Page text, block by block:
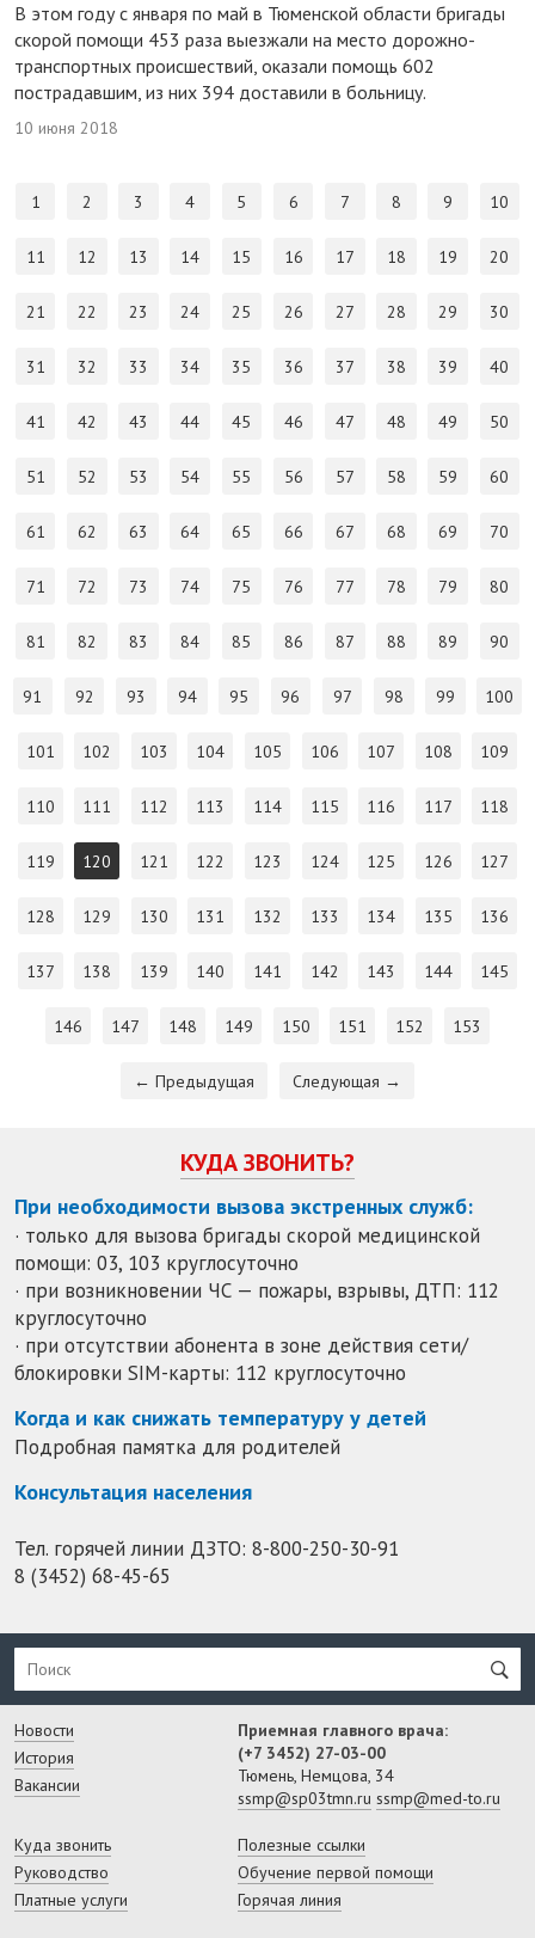
В этом году с января по май в Тюменской области бригады
скорой помощи 453 раза выезжали на место дорожно-
транспортных происшествий, оказали помощь 602
пострадавшим, из них 394 доставили в больницу.
10 июня 2018
1 2 3 4 5 6 7 8 9 10
11 12 13 14 15 16 17 18 19 20
21 22 23 24 25 26 27 28 29 30
31 32 33 34 35 36 37 38 39 40
41 42 43 44 45 46 47 48 49 50
51 52 53 54 55 56 57 58 59 60
61 62 63 64 65 66 67 68 69 70
71 72 73 74 75 76 77 78 79 80
81 82 83 84 85 86 87 88 89 90
91 92 93 94 95 96 97 98 99 100
101 102 103 104 105 106 107 108 109
110 111 112 113 114 115 116 117 118
119 120 121 122 123 124 125 126 127
128 129 130 131 132 133 134 135 136
137 138 139 140 141 142 143 144 145
146 147 148 149 150 151 152 153
← Предыдущая Следующая →
КУДА ЗВОНИТЬ?
При необходимости вызова экстренных служб:
· только для вызова бригады скорой медицинской
помощи: 03, 103 круглосуточно
· при возникновении ЧС — пожары, взрывы, ДТП: 112
круглосуточно
· при отсутствии абонента в зоне действия сети/
блокировки SIM-карты: 112 круглосуточно
Когда и как снижать температуру у детей
Подробная памятка для родителей
Консультация населения
Тел. горячей линии ДЗТО: 8-800-250-30-91
8 (3452) 68-45-65
Новости
История
Вакансии
Приемная главного врача:
(+7 3452) 27-03-00
Тюмень, Немцова, 34
ssmp@sp03tmn.ru ssmp@med-to.ru
Куда звонить
Руководство
Платные услуги
Полезные ссылки
Обучение первой помощи
Горячая линия